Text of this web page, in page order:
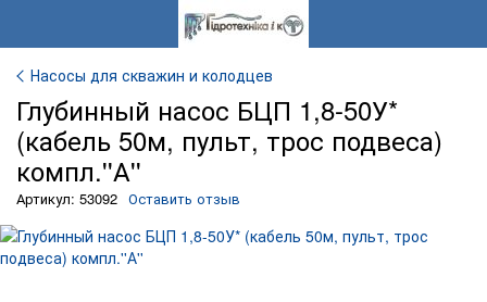
Насосы для скважин и колодцев
Глубинный насос БЦП 1,8-50У*
(кабель 50м, пульт, трос подвеса)
компл.''А''
Артикул: 53092 Оставить отзыв